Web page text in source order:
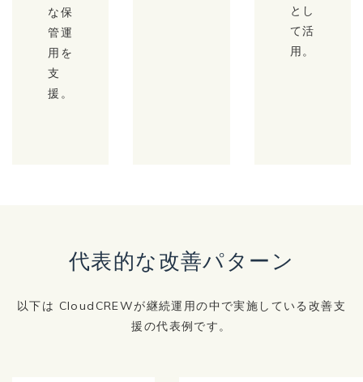
な保
管運
用を
支
援。
とし
て活
用。
代表的な改善パターン
以下は CloudCREWが継続運用の中で実施している改善支
援の代表例です。